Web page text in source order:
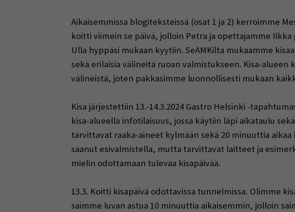
Aikaisemmissa blogiteksteissä (osat 1 ja 2) kerroimme
koitti viimein se päivä, jolloin Petra ja opettajamme
Ulla hyppäsi mukaan kyytiin. SeAMKilta mukaamme
sekä erilaisia välineitä ruoan valmistukseen. Kisa-
välineistä, joten pakkasimme luonnollisesti mukaan
Kisa järjestettiin 13.-14.3.2024 Gastro Helsinki -
kisa-alueella infotilaisuus, jossa käytiin läpi aikataulu
tarvittavat raaka-aineet kylmään sekä 20 minuuttia
saanut esivalmistella, mutta tarvittavat laitteet ja
mielin odottamaan tulevaa kisapäivää.
13.3. Koitti kisapäivä odottavissa tunnelmissa. Olimme
saimme luvan astua 10 minuuttia aikaisemmin, jolloin